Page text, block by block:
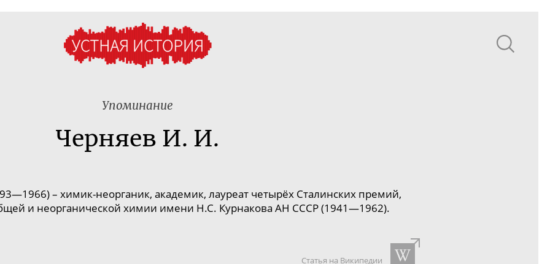
Упоминание
Черняев И. И.
– химик-неорганик, академик, лауреат четырёх Сталинских премий,
и неорганической химии имени Н.С. Курнакова АН СССР (1941—1962).
Статья на Википедии